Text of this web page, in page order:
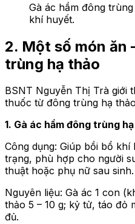
Gà ác hầm đông
khí huyết.
2. Một số món ăn
trùng hạ thảo
BSNT Nguyễn Thị Trà giới
thuốc từ đông trùng hạ
1. Gà ác hầm đông trùng
Công dụng: Giúp bồi bổ
trạng, phù hợp cho người
thuật hoặc phụ nữ sau sinh.
Nguyên liệu: Gà ác 1 con
thảo 5 – 10 g; kỷ tử, táo đỏ
đủ.